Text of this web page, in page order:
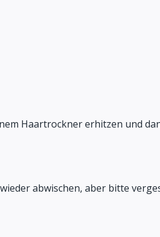
Haartrockner erhitzen und
abwischen, aber bitte